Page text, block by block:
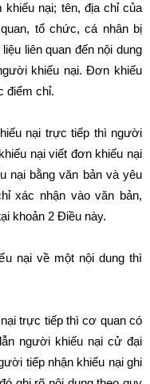
khiếu nại; tên, địa chỉ của
tổ chức, cá nhân bị
liên quan đến nội dung
khiếu nại. Đơn khiếu
điểm chỉ.
nại trực tiếp thì người
nại viết đơn khiếu nại
nại bằng văn bản và yêu
xác nhận vào văn bản,
khoản 2 Điều này.
nại về một nội dung thì
trực tiếp thì cơ quan có
người khiếu nại cử đại
tiếp nhận khiếu nại ghi